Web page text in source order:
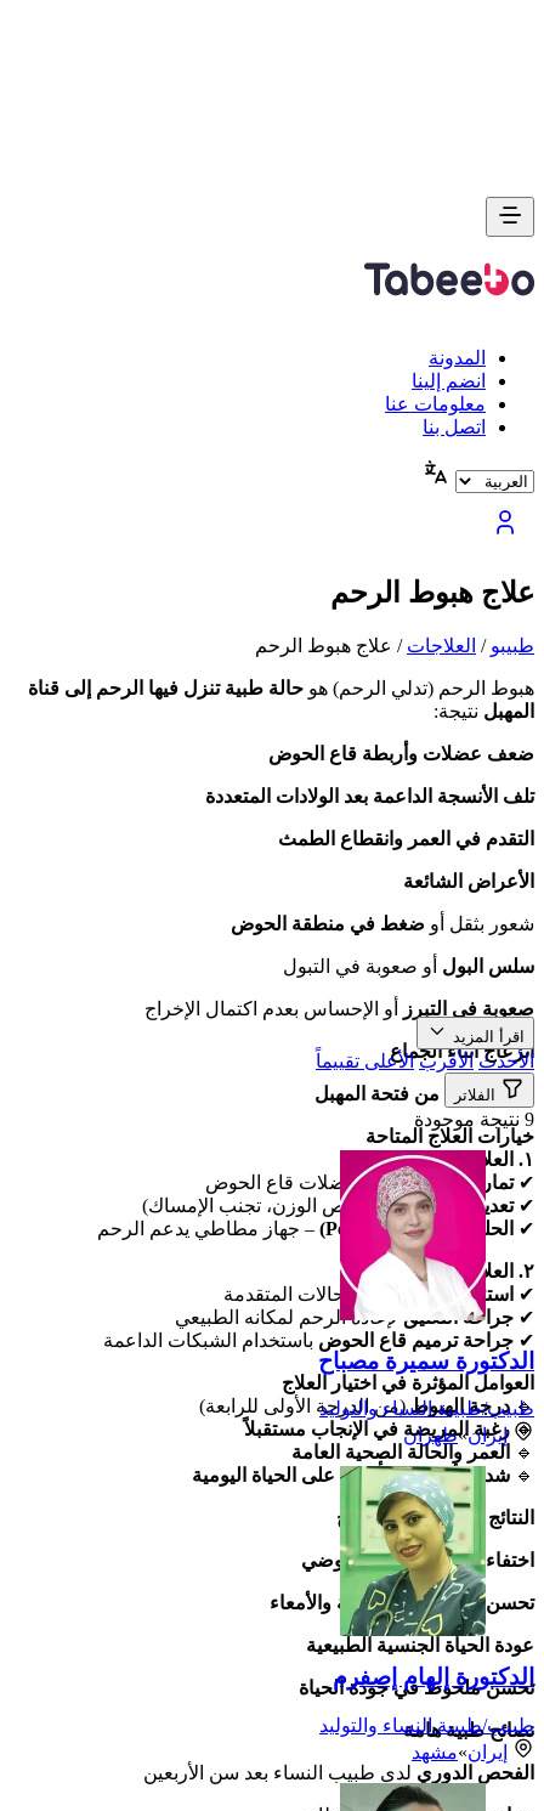
المدونة
انضم إلينا
معلومات عنا
اتصل بنا
علاج هبوط الرحم
طبیبو / العلاجات / علاج هبوط الرحم
هبوط الرحم (تدلي الرحم) هو حالة طبية تنزل فيها الرحم إلى قناة
المهبل نتيجة:
ضعف عضلات وأربطة قاع الحوض
تلف الأنسجة الداعمة بعد الولادات المتعددة
التقدم في العمر وانقطاع الطمث
الأعراض الشائعة
شعور بثقل أو ضغط في منطقة الحوض
سلس البول أو صعوبة في التبول
صعوبة في التبرز أو الإحساس بعدم اكتمال الإخراج
انزعاج أثناء الجماع
بروز أنسجة من فتحة المهبل
خيارات العلاج المتاحة
١. العلاجات غير الجراحية
✔تمارين كيجللتقوية عضلات قاع الحوض
✔تعديل نمط الحياة(إنقاص الوزن، تجنب الإمساك)
✔
الحلقة المهبلية (Pessary) – جهاز مطاطي يدعم الرحم
٢. العلاجات الجراحية
✔ استئصال الرحم في الحالات المتقدمة
✔ جراحة التعليق لإعادة الرحم لمكانه الطبيعي
✔ جراحة ترميم قاع الحوض باستخدام الشبكات الداعمة
العوامل المؤثرة في اختيار العلاج
🔹درجة الهبوط(من الدرجة الأولى للرابعة)
🔹 رغبة المريضة في الإنجاب مستقبلاً
🔹 العمر والحالة الصحية العامة
🔹 شدة الأعراض وتأثيرها على الحياة اليومية
النتائج المتوقعة بعد العلاج
اختفاء الشعور بالثقل الحوضي
تحسن في التحكم بالمثانة والأمعاء
عودة الحياة الجنسية الطبيعية
تحسن ملحوظ في جودة الحياة
نصائح طبية هامة
الفحص الدوري لدى طبيب النساء بعد سن الأربعين
اقرأ المزيد
الأحدث الأقرب الأعلى تقييماً
الفلاتر
9 نتيجة موجودة
الدكتورة سميرة مصباح
طبيب/طبيبة النساء والتوليد
إيران»طهران
الدكتورة إلهام إصفرم
طبيب/طبيبة النساء والتوليد
إيران»مشهد